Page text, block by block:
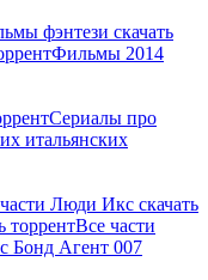
фэнтези скачать
Фильмы 2014
Сериалы про
итальянских
Люди Икс скачать
торрентВсе части
Бонд Агент 007